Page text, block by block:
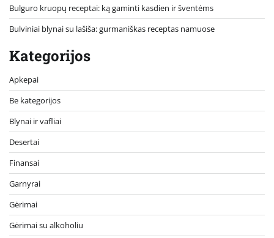
Bulguro kruopų receptai: ką gaminti kasdien ir šventėms
Bulviniai blynai su lašiša: gurmaniškas receptas namuose
Kategorijos
Apkepai
Be kategorijos
Blynai ir vafliai
Desertai
Finansai
Garnyrai
Gėrimai
Gėrimai su alkoholiu